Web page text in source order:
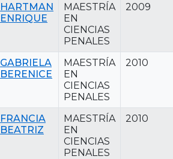
HARTMAN
ENRIQUE
MAESTRÍA
EN
CIENCIAS
PENALES
2009
GABRIELA
BERENICE
MAESTRÍA
EN
CIENCIAS
PENALES
2010
FRANCIA
BEATRIZ
MAESTRÍA
EN
CIENCIAS
PENALES
2010